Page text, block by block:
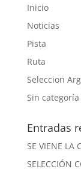
Inicio
Noticias
Pista
Ruta
Seleccion
Sin categoría
Entradas
SE VIENE LA
SELECCIÓN